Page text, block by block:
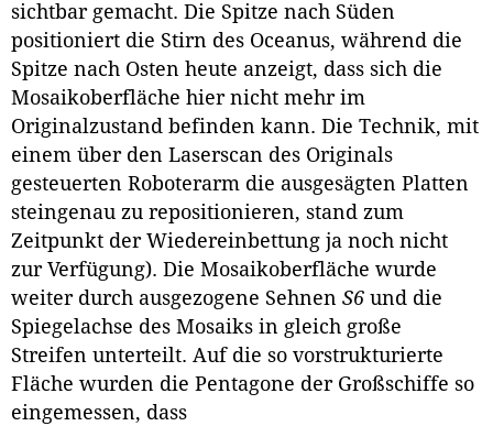
sichtbar gemacht. Die Spitze nach Süden
positioniert die Stirn des Oceanus, während die
Spitze nach Osten heute anzeigt, dass sich die
Mosaikoberfläche hier nicht mehr im
Originalzustand befinden kann. Die Technik, mit
einem über den Laserscan des Originals
gesteuerten Roboterarm die ausgesägten Platten
steingenau zu repositionieren, stand zum
Zeitpunkt der Wiedereinbettung ja noch nicht
zur Verfügung). Die Mosaikoberfläche wurde
weiter durch ausgezogene Sehnen S6 und die
Spiegelachse des Mosaiks in gleich große
Streifen unterteilt. Auf die so vorstrukturierte
Fläche wurden die Pentagone der Großschiffe so
eingemessen, dass